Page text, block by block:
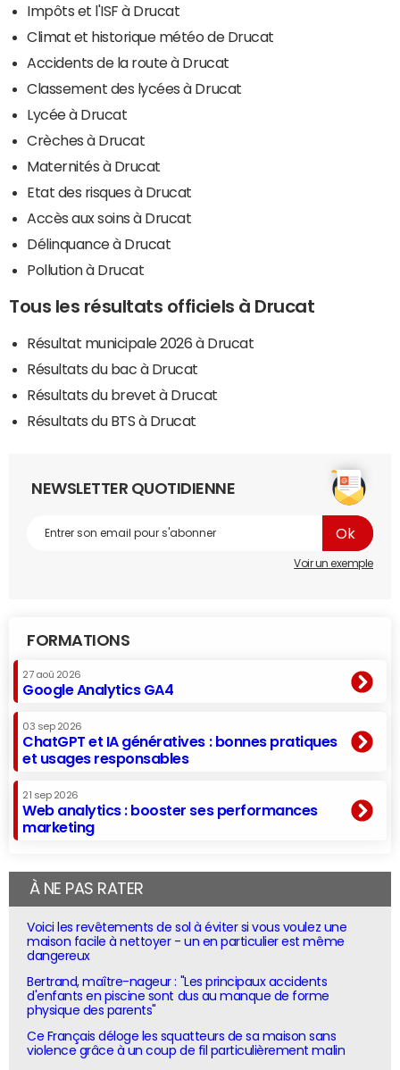
Impôts et l'ISF à Drucat
Climat et historique météo de Drucat
Accidents de la route à Drucat
Classement des lycées à Drucat
Lycée à Drucat
Crèches à Drucat
Maternités à Drucat
Etat des risques à Drucat
Accès aux soins à Drucat
Délinquance à Drucat
Pollution à Drucat
Tous les résultats officiels à Drucat
Résultat municipale 2026 à Drucat
Résultats du bac à Drucat
Résultats du brevet à Drucat
Résultats du BTS à Drucat
NEWSLETTER QUOTIDIENNE
Voir un exemple
FORMATIONS
27 aoû 2026
Google Analytics GA4
03 sep 2026
ChatGPT et IA génératives : bonnes pratiques
et usages responsables
21 sep 2026
Web analytics : booster ses performances
marketing
À NE PAS RATER
Voici les revêtements de sol à éviter si vous voulez une
maison facile à nettoyer - un en particulier est même
dangereux
Bertrand, maître-nageur : "Les principaux accidents
d'enfants en piscine sont dus au manque de forme
physique des parents"
Ce Français déloge les squatteurs de sa maison sans
violence grâce à un coup de fil particulièrement malin